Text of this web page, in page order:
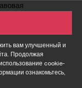
вам улучшенный и
Продолжая
cookie-
ознакомьтесь,